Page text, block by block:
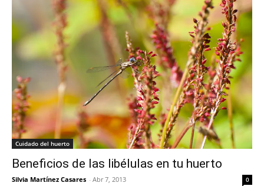
Cuidado del huerto
Beneficios de las libélulas en tu huerto
Silvia Martínez Casares - Abr 7, 2013 0